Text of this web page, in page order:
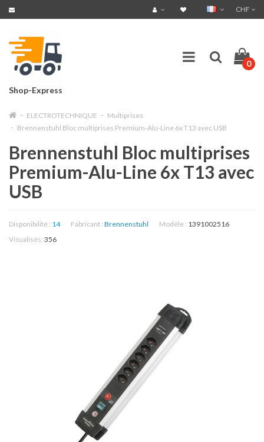
CHF
Shop-Express
0
ELECTROTECHNIQUE
Multiprises
Brennenstuhl Bloc multiprises Premium-Alu-Line 6x T13 avec USB
Brennenstuhl Bloc multiprises
Premium-Alu-Line 6x T13 avec
USB
Disponibilité : 14 Fabricant : Brennenstuhl Modèle : 1391002516
Visualisés: 356